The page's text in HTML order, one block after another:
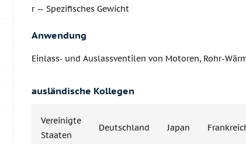
r — Spezifisches Gewicht
Anwendung
Einlass- und Auslassventilen von Motoren, Rohr-
ausländische Kollegen
Vereinigte
Staaten
Deutschland Japan